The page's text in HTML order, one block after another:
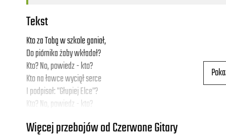
Tekst
Kto za Tobą w szkole ganiał,
Do piórnika żaby wkładał?
Kto? No, powiedz - kto?
Kto na ławce wyciął serce
I podpisał: "Głupiej Elce"?
Kto? No, powiedz - kto?
Tak bardzo się starałem,
Więcej przebojów od Czerwone Gitary